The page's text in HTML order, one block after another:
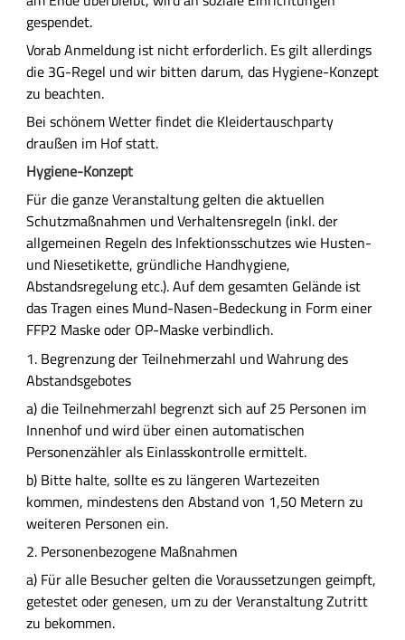
f
ü
h
r
i
c
h
e
B
e
s
c
h
r
b
u
n
g
gespendet.
Vorab Anmeldung ist nicht erforderlich. Es gilt allerdings
die 3G-Regel und wir bitten darum, das Hygiene-Konzept
zu beachten.
Bei schönem Wetter findet die Kleidertauschparty
draußen im Hof statt.
Hygiene-Konzept
Für die ganze Veranstaltung gelten die aktuellen
Schutzmaßnahmen und Verhaltensregeln (inkl. der
allgemeinen Regeln des Infektionsschutzes wie Husten-
und Niesetikette, gründliche Handhygiene,
Abstandsregelung etc.). Auf dem gesamten Gelände ist
das Tragen eines Mund-Nasen-Bedeckung in Form einer
FFP2 Maske oder OP-Maske verbindlich.
1. Begrenzung der Teilnehmerzahl und Wahrung des
Abstandsgebotes
a) die Teilnehmerzahl begrenzt sich auf 25 Personen im
Innenhof und wird über einen automatischen
Personenzähler als Einlasskontrolle ermittelt.
b) Bitte halte, sollte es zu längeren Wartezeiten
kommen, mindestens den Abstand von 1,50 Metern zu
weiteren Personen ein.
2. Personenbezogene Maßnahmen
a) Für alle Besucher gelten die Voraussetzungen geimpft,
getestet oder genesen, um zu der Veranstaltung Zutritt
zu bekommen.